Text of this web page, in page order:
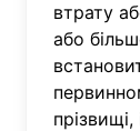
втрату
або
прізвищі,